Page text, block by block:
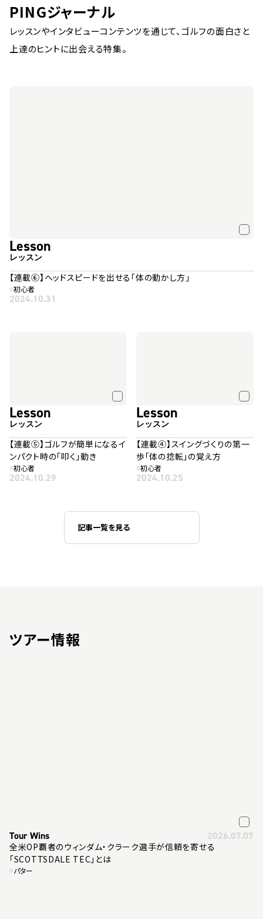
PINGジャーナル
レッスンやインタビューコンテンツを通じて、ゴルフの面白さと
上達のヒントに出会える特集。
Lesson
レッスン
【連載⑥】ヘッドスピードを出せる「体の動かし方」
#初心者
2024.10.31
Lesson
レッスン
【連載⑤】ゴルフが簡単になるイ
ンパクト時の「叩く」動き
#初心者
2024.10.29
Lesson
レッスン
【連載④】スイングづくりの第一
歩「体の捻転」の覚え方
#初心者
2024.10.25
記事一覧を見る
ツアー情報
Tour Wins 2026.07.07
全米OP覇者のウィンダム・クラーク選手が信頼を寄せる
「SCOTTSDALE TEC」とは
#パター